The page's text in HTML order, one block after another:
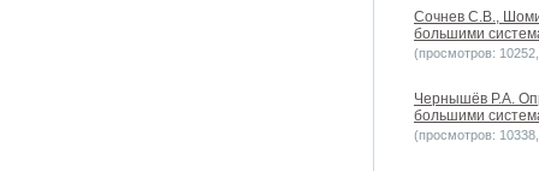
Сочнев С.В.,
большими
(просмотров:
Чернышёв Р.А.
большими
(просмотров: